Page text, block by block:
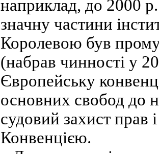
наприклад, до 2000
значну частини
Королевою був
(набрав чинності у
Європейську
основних свобод до
судовий захист прав
Конвенцією.